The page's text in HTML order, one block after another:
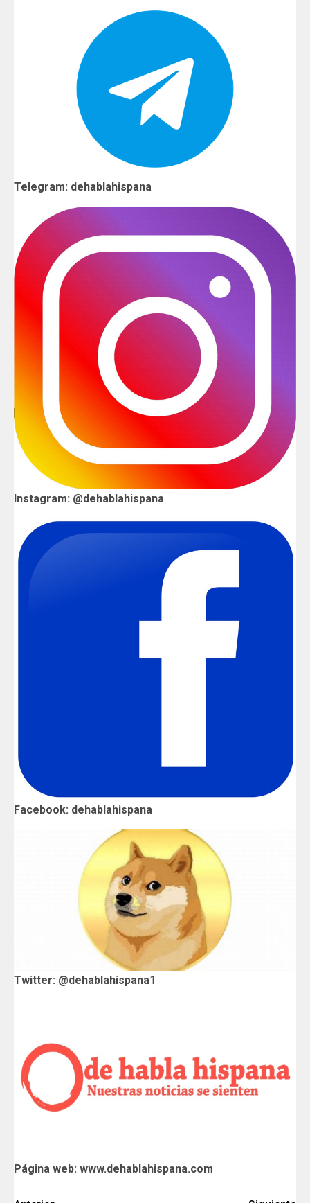
Telegram: dehablahispana
Instagram: @dehablahispana
Facebook: dehablahispana
Twitter: @dehablahispana1
Página web: www.dehablahispana.com